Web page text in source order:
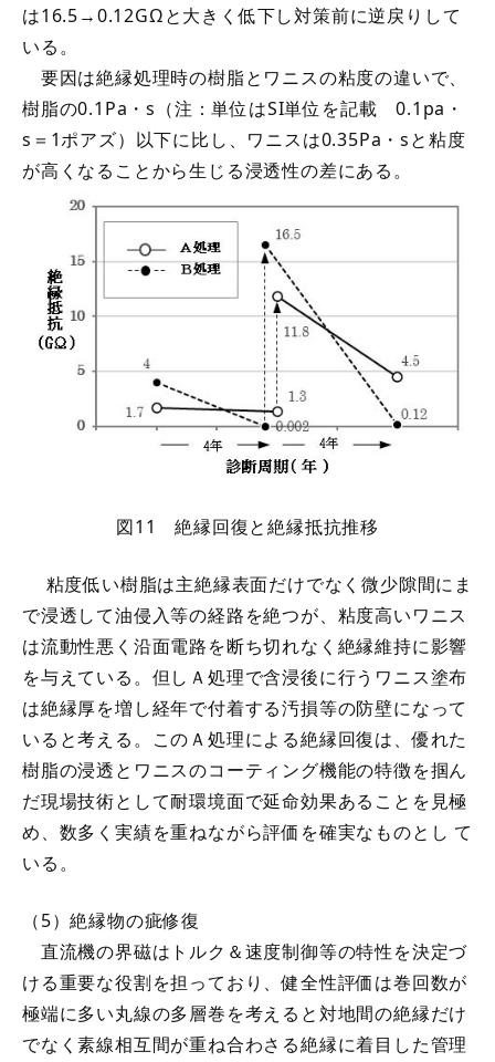
は16.5→0.12GΩと大きく低下し対策前に逆戻りして
いる。
要因は絶縁処理時の樹脂とワニスの粘度の違いで、
樹脂の0.1Pa・s（注：単位はSI単位を記載 0.1pa・
s＝1ポアズ）以下に比し、ワニスは0.35Pa・sと粘度
が高くなることから生じる浸透性の差にある。
図11 絶縁回復と絶縁抵抗推移
粘度低い樹脂は主絶縁表面だけでなく微少隙間にま
で浸透して油侵入等の経路を絶つが、粘度高いワニス
は流動性悪く沿面電路を断ち切れなく絶縁維持に影響
を与えている。但しＡ処理で含浸後に行うワニス塗布
は絶縁厚を増し経年で付着する汚損等の防壁になって
いると考える。このＡ処理による絶縁回復は、優れた
樹脂の浸透とワニスのコーティング機能の特徴を掴ん
だ現場技術として耐環境面で延命効果あることを見極
め、数多く実績を重ねながら評価を確実なものとし て
いる。
（5）絶縁物の疵修復
直流機の界磁はトルク＆速度制御等の特性を決定づ
ける重要な役割を担っており、健全性評価は巻回数が
極端に多い丸線の多層巻を考えると対地間の絶縁だけ
でなく素線相互間が重ね合わさる絶縁に着目した管理